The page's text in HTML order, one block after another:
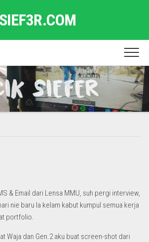
SIEF3R.COM
& Email dari Lensa MMU, suh pergi interview,
nie baru la kelam kabut kumpul semua kerja
portfolio.
Waja dan Gen.2 aku buat screen-shot dari